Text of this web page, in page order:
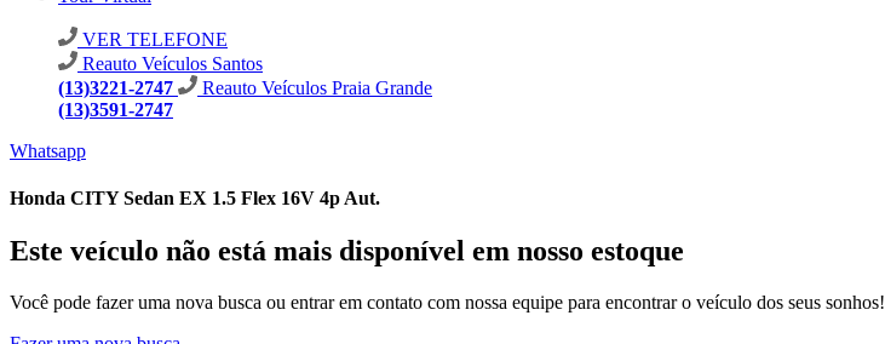
VER TELEFONE
Reauto Veículos Santos
(13)3221-2747
Reauto Veículos Praia Grande
(13)3591-2747
Whatsapp
Honda CITY Sedan EX 1.5 Flex 16V 4p Aut.
Este veículo não está mais disponível em nosso estoque
Você pode fazer uma nova busca ou entrar em contato com nossa equipe para encontrar o veículo dos seus sonhos!